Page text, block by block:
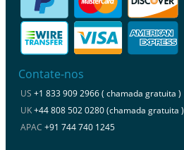
Contate-nos
US +1 833 909 2966 ( chamada gratuita )
UK+44 808 502 0280 (chamada gratuita )
APAC +91 744 740 1245